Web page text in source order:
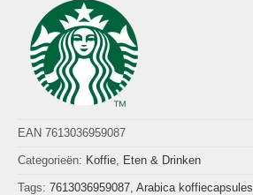
EAN 7613036959087
Categorieën: Koffie Eten & Drinken
Tags: 7613036959087 Arabica koffiecapsules